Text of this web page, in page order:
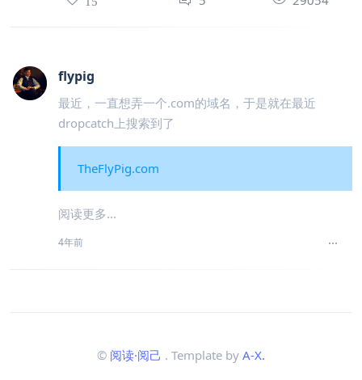
flypig
最近，一直想弄一个.com的域名，于是就在最近
dropcatch上搜索到了
TheFlyPig.com
阅读更多...
4年前
© 阅读·阅己 . Template by A-X.